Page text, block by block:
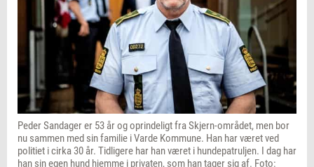
Peder Sandager er 53 år og oprindeligt fra Skjern-området, men bor
nu sammen med sin familie i Varde Kommune. Han har været ved
politiet i cirka 30 år. Tidligere har han været i hundepatruljen. I dag har
han sin egen hund hjemme i privaten, som han tager sig af. Foto: